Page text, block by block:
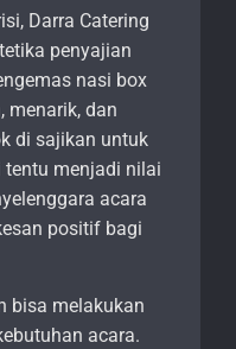
Darra Catering
penyajian
nasi box
menarik, dan
di sajikan untuk
tentu menjadi nilai
acara
positif bagi
bisa melakukan
acara.